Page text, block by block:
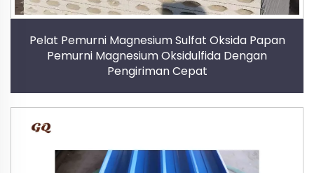
Pelat Pemurni Magnesium Sulfat Oksida Papan
Pemurni Magnesium Oksidulfida Dengan
Pengiriman Cepat